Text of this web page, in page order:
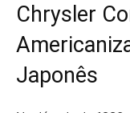
Chrysler
Japonês